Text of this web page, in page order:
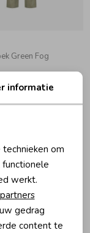
Green Fog
informatie
om
werkt.
gedrag
content te